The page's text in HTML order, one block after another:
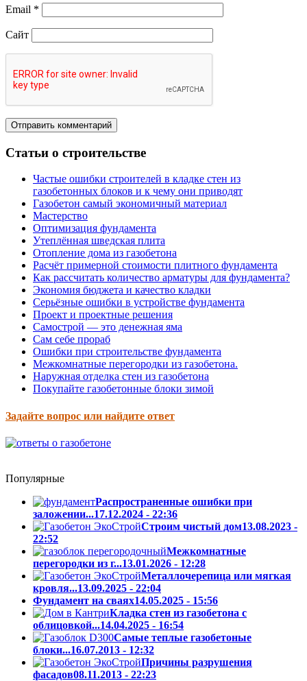
Email *
Сайт
Статьи о строительстве
Частые ошибки строителей в кладке стен из
газобетонных блоков и к чему они приводят
Газобетон самый экономичный материал
Мастерство
Оптимизация фундамента
Утеплённая шведская плита
Отопление дома из газобетона
Расчёт примерной стоимости плитного фундамента
Как рассчитать количество арматуры для фундамента?
Экономия бюджета и качество кладки
Серьёзные ошибки в устройстве фундамента
Проект и проектные решения
Самострой — это денежная яма
Сам себе прораб
Ошибки при строительстве фундамента
Межкомнатные перегородки из газобетона.
Наружная отделка стен из газобетона
Покупайте газобетонные блоки зимой
Задайте вопрос или найдите ответ
nmd cheap
Популярные
Распространенные ошибки при
заложении...17.12.2024 - 22:36
Cтроим чистый дом13.08.2023 -
22:52
Межкомнатные
перегородки из г...13.01.2026 - 12:28
Металлочерепица или мягкая
кровля...13.09.2025 - 22:04
Фундамент на сваях14.05.2025 - 15:56
Кладка стен из газобетона с
облицовкой...14.04.2025 - 16:54
Самые теплые газобетоные
блоки...16.07.2013 - 12:32
Причины разрушения
фасадов08.11.2013 - 22:23